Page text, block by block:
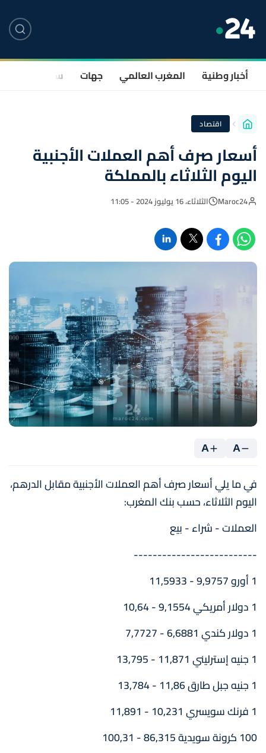
أخبار وطنية المغرب العالمي جهات سياسة
اقتصاد
أسعار صرف أهم العملات الأجنبية
اليوم الثلاثاء بالمملكة
Maroc24 الثلاثاء، 16 يوليوز 2024 - 11:05
A
A
في ما يلي أسعار صرف أهم العملات الأجنبية مقابل الدرهم،
اليوم الثلاثاء، حسب بنك المغرب:
العملات - شراء - بيع
--------------------------
1 أورو 9,9757 - 11,5933
1 دولار أمريكي 9,1554 - 10,64
1 دولار كندي 6,6881 - 7,7727
1 جنيه إسترليني 11,871 - 13,795
1 جنيه جبل طارق 11,86 - 13,784
1 فرنك سويسري 10,231 - 11,891
100 كرونة سويدية 86,315 - 100,31